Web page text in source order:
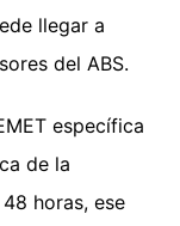
llegar a
del ABS.
específica
de la
horas, ese